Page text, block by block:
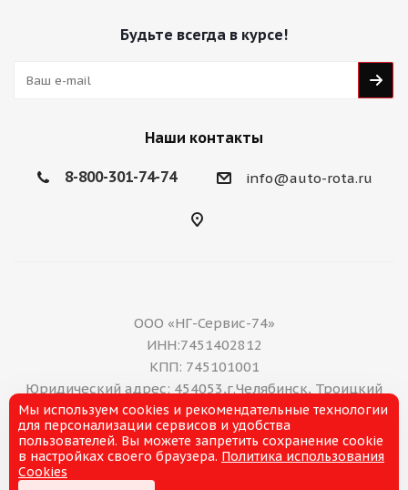
Будьте всегда в курсе!
Наши контакты
8-800-301-74-74 info@auto-rota.ru
ООО «НГ-Сервис-74»
ИНН:7451402812
КПП: 745101001
Юридический адрес: 454053,г.Челябинск, Троицкий
тракт, дом 11 А, нежилое помещение 16
E-mail: office@ng-servis.ru
8(351)211-21-07
Мы используем cookies и рекомендательные технологии
для персонализации сервисов и удобства
пользователей. Вы можете запретить сохранение cookie
в настройках своего браузера. Политика использования
Cookies